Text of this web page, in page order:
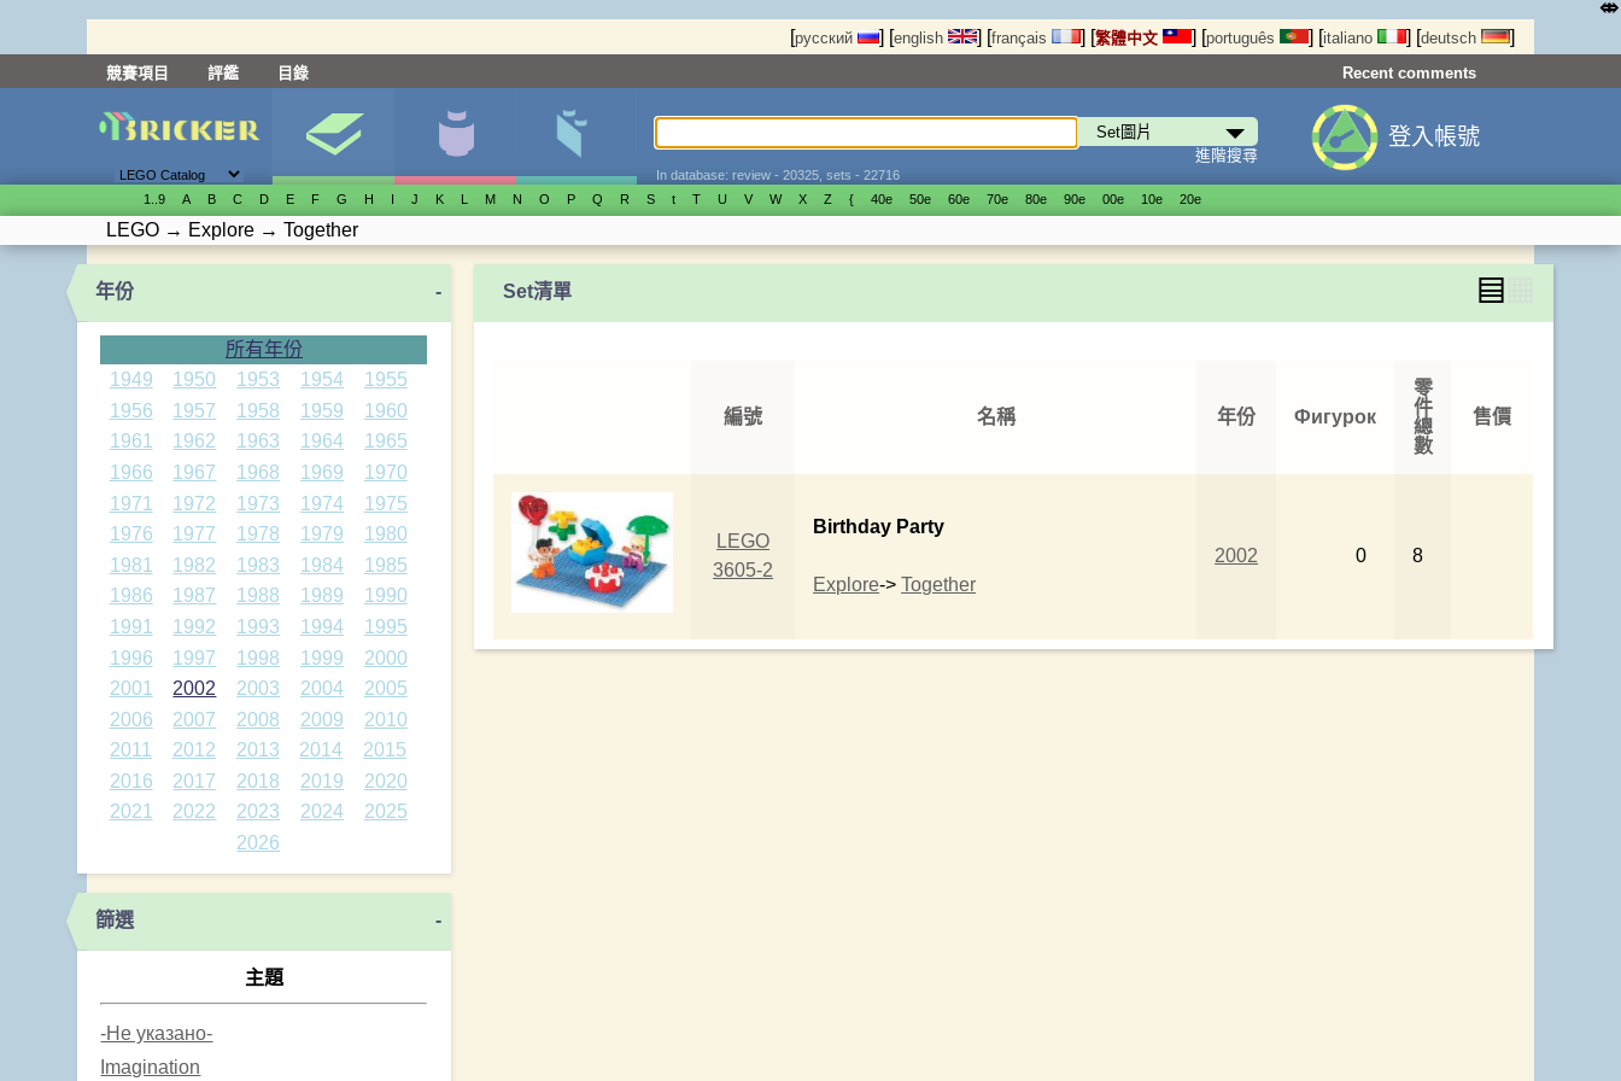
[русский ] [english ] [français ] [繁體中文 ] [português ] [italiano ] [deutsch ]
競賽項目 評鑑 目錄 Recent comments
進階搜尋
In database: review - 20325, sets - 22716
登入帳號
1..9 A B C D E F G H I J K L M N O P Q R S t T U V W X Z { 40е 50е 60е 70е 80е 90е 00е 10е 20е
LEGO → Explore → Together
年份 -
所有年份
1949
1950 1953 1954
1955
1956
1957 1958 1959
1960
1961
1962 1963 1964
1965
1966
1967 1968 1969
1970
1971
1972 1973 1974
1975
1976
1977 1978 1979
1980
1981
1982 1983 1984
1985
1986
1987 1988 1989
1990
1991
1992 1993 1994
1995
1996
1997 1998 1999
2000
2001
2002 2003 2004
2005
2006
2007 2008 2009
2010
2011
2012 2013 2014
2015
2016
2017 2018 2019
2020
2021
2022 2023 2024
2025
2026
篩選 -
主題
-Не указано-
Imagination
Set清單 ▤
編號 名稱 年份 Фигурок
零
件
總
數
售價
LEGO
3605-2
Birthday Party
Explore->Together
2002 0 8
⤄